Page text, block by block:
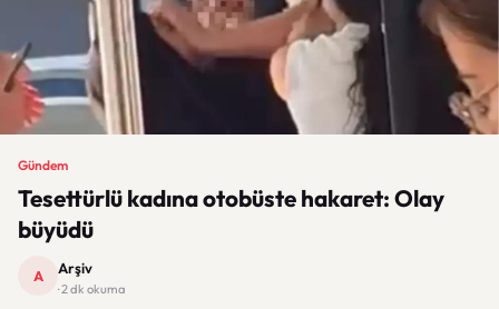
Gündem
Tesettürlü kadına otobüste hakaret: Olay
büyüdü
A Arşiv
· 2 dk okuma